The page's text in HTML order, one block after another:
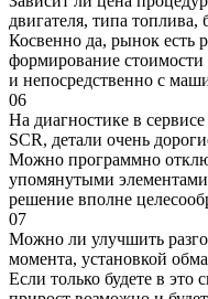
двигателя, типа топлива,
Косвенно да, рынок
формирование
и непосредственно с
06
На диагностике в
SCR, детали очень
Можно программно
упомянутыми
решение вполне
07
Можно ли улучшить
момента, установкой
Если только будете в это